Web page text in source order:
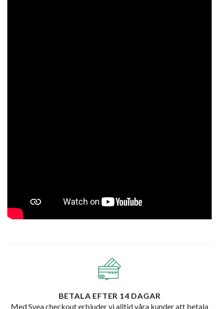
BETALA EFTER 14 DAGAR
Med Svea checkout erbjuder vi alltid våra kunder att betala